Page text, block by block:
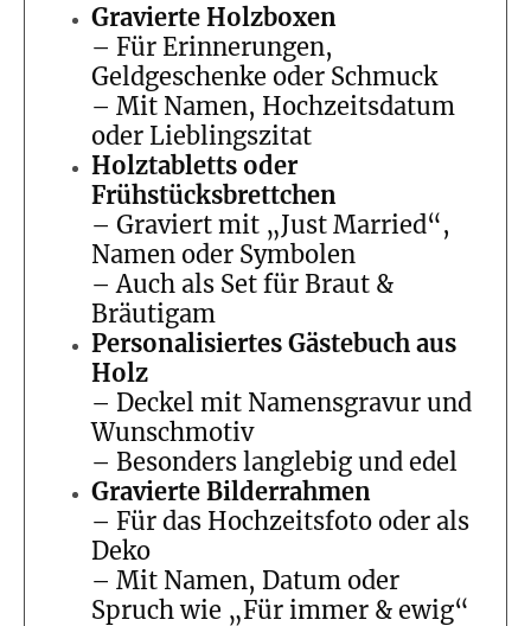
Gravierte Holzboxen
– Für Erinnerungen,
Geldgeschenke oder Schmuck
– Mit Namen, Hochzeitsdatum
oder Lieblingszitat
Holztabletts oder
Frühstücksbrettchen
– Graviert mit „Just Married“,
Namen oder Symbolen
– Auch als Set für Braut &
Bräutigam
Personalisiertes Gästebuch aus
Holz
– Deckel mit Namensgravur und
Wunschmotiv
– Besonders langlebig und edel
Gravierte Bilderrahmen
– Für das Hochzeitsfoto oder als
Deko
– Mit Namen, Datum oder
Spruch wie „Für immer & ewig“